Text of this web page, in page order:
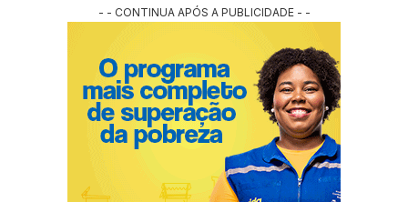
- - CONTINUA APÓS A PUBLICIDADE - -